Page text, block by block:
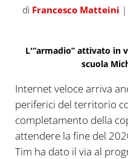
di Francesco Matteini
L'”armadio” attivato in
scuola
Internet veloce arriva
periferici del territorio
completamento della
attendere la fine del
Tim ha dato il via al